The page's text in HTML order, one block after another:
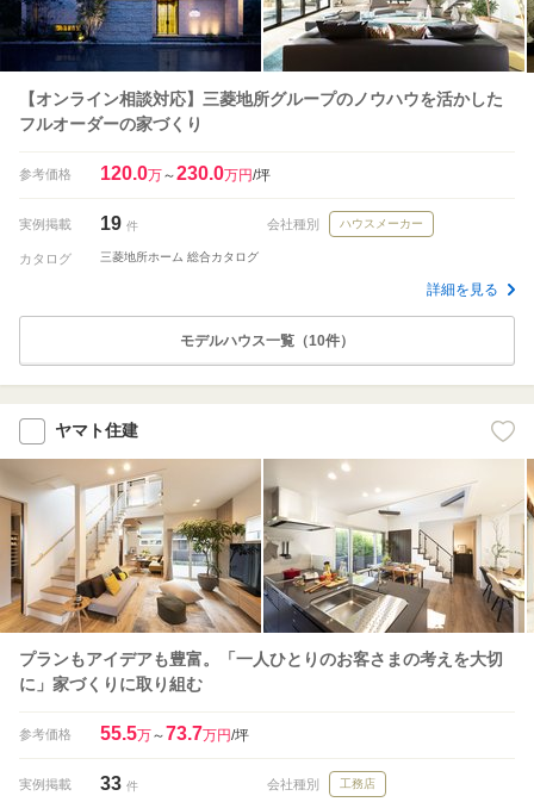
【オンライン相談対応】三菱地所グループのノウハウを活かした
フルオーダーの家づくり
参考価格 120.0万～230.0万円/坪
実例掲載 19 件 会社種別 ハウスメーカー
カタログ 三菱地所ホーム 総合カタログ
詳細を見る
モデルハウス一覧（10件）
ヤマト住建
プランもアイデアも豊富。「一人ひとりのお客さまの考えを大切
に」家づくりに取り組む
参考価格 55.5万～73.7万円/坪
実例掲載 33 件 会社種別 工務店